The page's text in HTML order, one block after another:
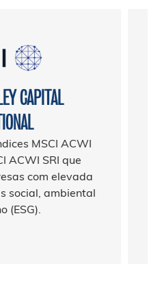
CAPITAL
MSCI ACWI
ACWI SRI que
com elevada
social, ambiental
(ESG).